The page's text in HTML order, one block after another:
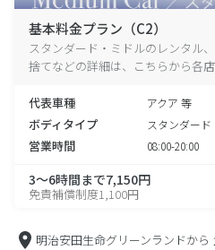
基本料金プラン（C2）
スタンダード・ミドルのレンタル
捨てなどの詳細は、こちらから各
代表車種 アクア 等
ボディタイプ スタンダード
営業時間 08:00-20:00
3～6時間まで7,150円
免責補償制度1,100円
明治安田生命グリーンランドから